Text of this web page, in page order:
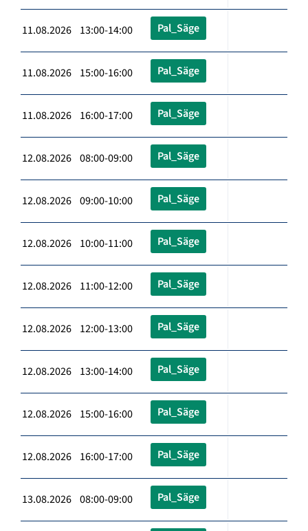
11.08.2026 13:00-14:00 Pal_Säge
11.08.2026 15:00-16:00 Pal_Säge
11.08.2026 16:00-17:00 Pal_Säge
12.08.2026 08:00-09:00 Pal_Säge
12.08.2026 09:00-10:00 Pal_Säge
12.08.2026 10:00-11:00 Pal_Säge
12.08.2026 11:00-12:00 Pal_Säge
12.08.2026 12:00-13:00 Pal_Säge
12.08.2026 13:00-14:00 Pal_Säge
12.08.2026 15:00-16:00 Pal_Säge
12.08.2026 16:00-17:00 Pal_Säge
13.08.2026 08:00-09:00 Pal_Säge